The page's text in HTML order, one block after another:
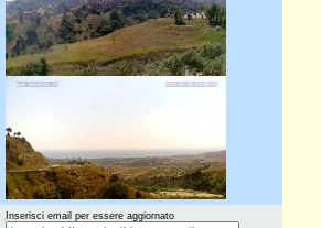
Inserisci email per essere aggiornato